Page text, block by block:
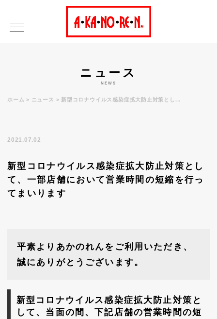
ニュース
NEWS
ホーム ニュース 新型コロナウイルス感染症拡大防止対策とし...
2021.07.02
新型コロナウイルス感染症拡大防止対策とし
て、一部店舗において営業時間の短縮を行っ
てまいります
平素よりあかのれんをご利用いただき、
誠にありがとうございます。
新型コロナウイルス感染症拡大防止対策と
して、当面の間、下記店舗の営業時間の短